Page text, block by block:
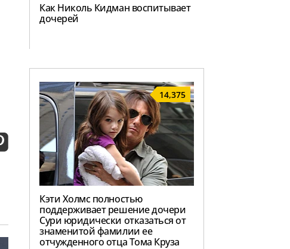
Как Николь Кидман воспитывает
дочерей
14,375
Кэти Холмс полностью
поддерживает решение дочери
Сури юридически отказаться от
знаменитой фамилии ее
отчужденного отца Тома Круза